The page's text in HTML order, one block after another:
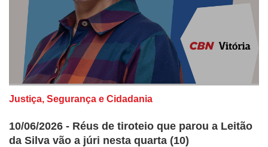
Justiça, Segurança e Cidadania
10/06/2026 - Réus de tiroteio que parou a Leitão
da Silva vão a júri nesta quarta (10)